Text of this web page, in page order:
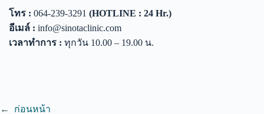
โทร : 064-239-3291 (HOTLINE : 24 Hr.)
อีเมล์ : info@sinotaclinic.com
เวลาทำการ : ทุกวัน 10.00 – 19.00 น.
← ก่อนหน้า